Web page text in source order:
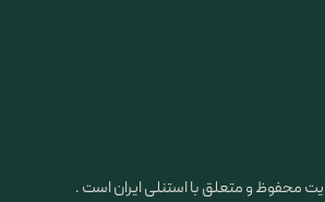
محفوظ و متعلق با استنلی ایران است .